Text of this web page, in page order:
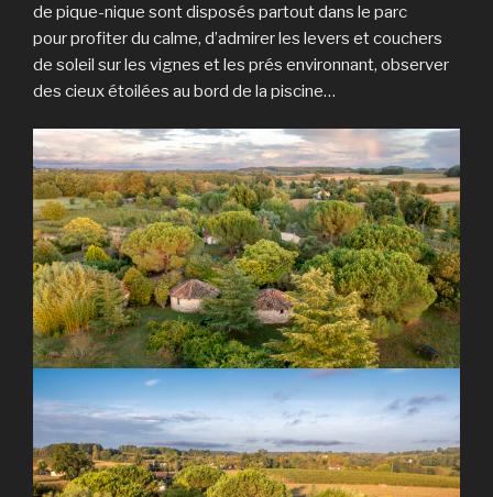
de pique-nique sont disposés partout dans le parc
pour profiter du calme, d’admirer les levers et couchers
de soleil sur les vignes et les prés environnant, observer
des cieux étoilées au bord de la piscine…